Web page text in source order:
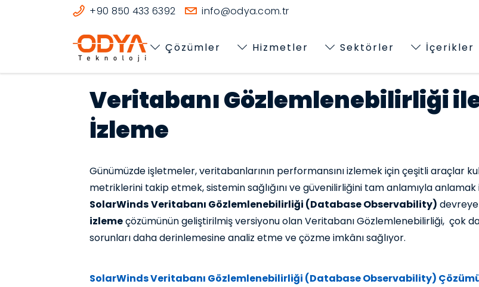
+90 850 433 6392 info@odya.com.tr
Çözümler Hizmetler Sektörler İçerikler
Veritabanı Gözlemlenebilirliği
İzleme
Günümüzde işletmeler, veritabanlarının performansını izlemek için çeşitli araçlar
metriklerini takip etmek, sistemin sağlığını ve güvenilirliğini tam anlamıyla
SolarWindsVeritabanı Gözlemlenebilirliği (Database Observability)
izlemeçözümünün geliştirilmiş versiyonu olan Veritabanı Gözlemlenebilirliği, çok
sorunları daha derinlemesine analiz etme ve çözme imkânı sağlıyor.
SolarWinds Veritabanı Gözlemlenebilirliği (Database Observability)